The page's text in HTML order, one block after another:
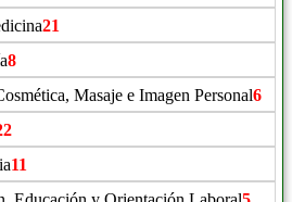
21
8
Masaje e Imagen Personal6
11